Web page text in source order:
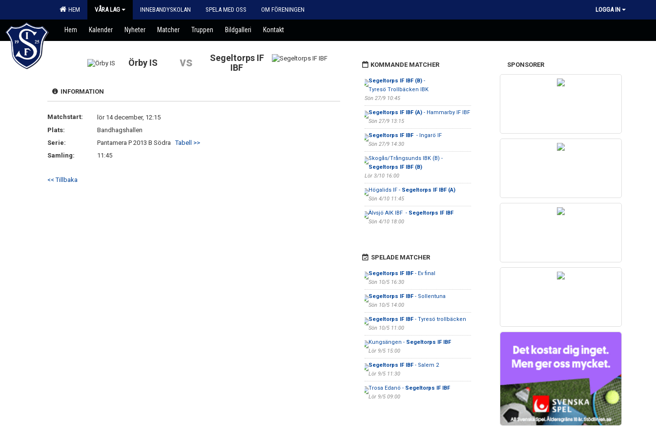
HEM VÅRA LAG INNEBANDYSKOLAN SPELA MED OSS OM FÖRENINGEN LOGGA IN
Hem Kalender Nyheter Matcher Truppen Bildgalleri Kontakt
Örby IS vs
Segeltorps IF
IBF
INFORMATION
Matchstart:
lör 14 december, 12:15
Plats:
Bandhagshallen
Serie:
Pantamera P 2013 B SödraTabell >>
Samling:
11:45
<< Tillbaka
KOMMANDE MATCHER
Segeltorps IF IBF (B)-
Tyresö Trollbäcken IBK
Sön 27/9 10:45
Segeltorps IF IBF (A)- Hammarby IF IBF
Sön 27/9 13:15
Segeltorps IF IBF - Ingarö IF
Sön 27/9 14:30
Skogås/Trångsunds IBK (B) -
Segeltorps IF IBF (B)
Lör 3/10 16:00
Högalids IF - Segeltorps IF IBF (A)
Sön 4/10 11:45
Älvsjö AIK IBF - Segeltorps IF IBF
Sön 4/10 18:00
SPELADE MATCHER
Segeltorps IF IBF- Ev final
Sön 10/5 16:30
Segeltorps IF IBF- Sollentuna
Sön 10/5 14:00
Segeltorps IF IBF- Tyresö trollbäcken
Sön 10/5 11:00
Kungsängen - Segeltorps IF IBF
Lör 9/5 15:00
Segeltorps IF IBF- Salem 2
Lör 9/5 11:30
Trosa Edanö - Segeltorps IF IBF
Lör 9/5 09:00
SPONSORER